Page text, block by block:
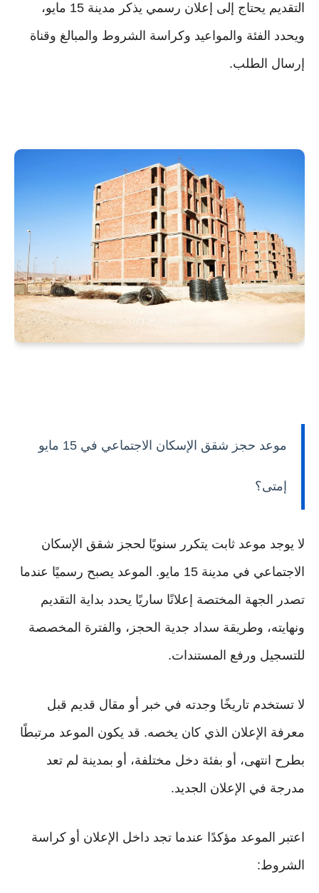
التقديم يحتاج إلى إعلان رسمي يذكر مدينة 15 مايو،
ويحدد الفئة والمواعيد وكراسة الشروط والمبالغ وقناة
إرسال الطلب.
موعد حجز شقق الإسكان الاجتماعي في 15 مايو
إمتى؟
لا يوجد موعد ثابت يتكرر سنويًا لحجز شقق الإسكان
الاجتماعي في مدينة 15 مايو. الموعد يصبح رسميًا عندما
تصدر الجهة المختصة إعلانًا ساريًا يحدد بداية التقديم
ونهايته، وطريقة سداد جدية الحجز، والفترة المخصصة
للتسجيل ورفع المستندات.
لا تستخدم تاريخًا وجدته في خبر أو مقال قديم قبل
معرفة الإعلان الذي كان يخصه. قد يكون الموعد مرتبطًا
بطرح انتهى، أو بفئة دخل مختلفة، أو بمدينة لم تعد
مدرجة في الإعلان الجديد.
اعتبر الموعد مؤكدًا عندما تجد داخل الإعلان أو كراسة
الشروط: